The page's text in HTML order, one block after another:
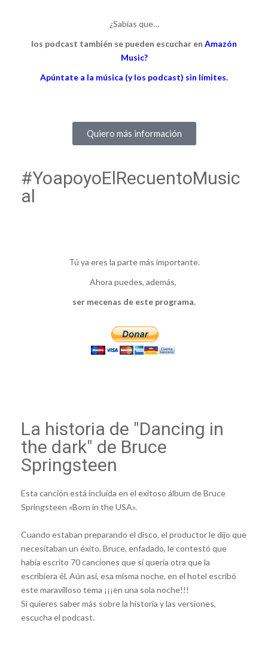
¿Sabías que…
los podcast también se pueden escuchar en Amazón
Music?
Apúntate a la música (y los podcast) sin límites.
Quiero más información
#YoapoyoElRecuentoMusic
al
Tú ya eres la parte más importante.
Ahora puedes, además,
ser mecenas de este programa.
La historia de "Dancing in
the dark" de Bruce
Springsteen
Esta canción está incluída en el exitoso álbum de Bruce
Springsteen «Born in the USA».
Cuando estaban preparando el disco, el productor le dijo que
necesitaban un éxito. Bruce, enfadado, le contestó que
había escrito 70 canciones que si quería otra que la
escribiera él. Aún así, esa misma noche, en el hotel escribó
este maravilloso tema ¡¡¡en una sola noche!!!
Si quieres saber más sobre la historia y las versiones,
escucha el podcast.